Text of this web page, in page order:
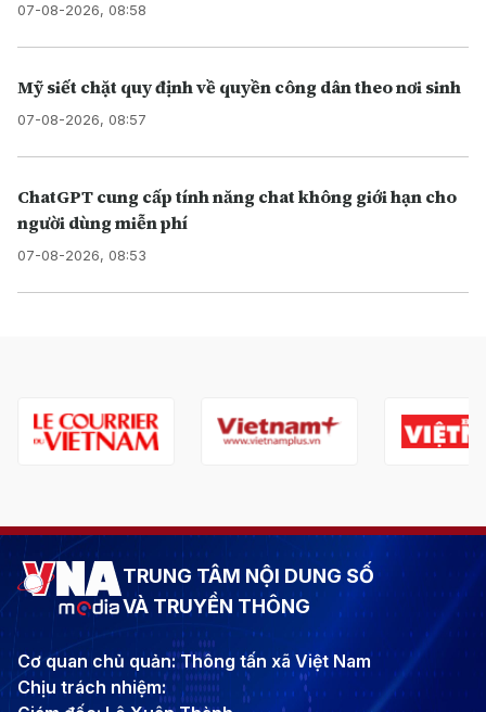
07-08-2026, 08:58
Mỹ siết chặt quy định về quyền công dân theo nơi sinh
07-08-2026, 08:57
ChatGPT cung cấp tính năng chat không giới hạn cho
người dùng miễn phí
07-08-2026, 08:53
TRUNG TÂM NỘI DUNG SỐ
VÀ TRUYỀN THÔNG
Cơ quan chủ quản: Thông tấn xã Việt Nam
Chịu trách nhiệm: